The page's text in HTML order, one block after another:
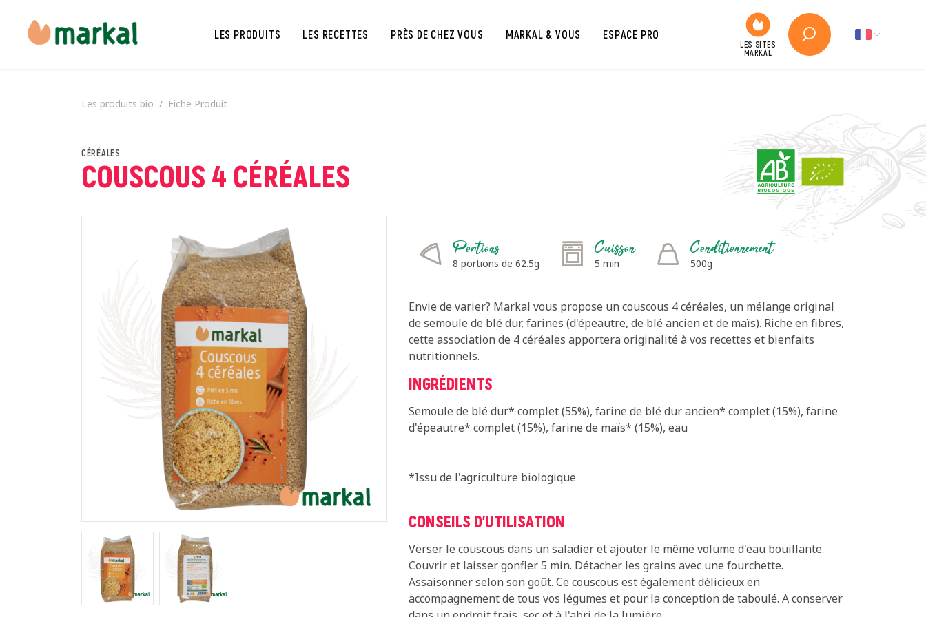
LES PRODUITS LES RECETTES PRÈS DE CHEZ VOUS MARKAL & VOUS ESPACE PRO
Les produits bio Fiche Produit
CÉRÉALES
COUSCOUS 4 CÉRÉALES
Portions
8 portions de 62.5g
Cuisson
5 min
Conditionnement
500g
Envie de varier? Markal vous propose un couscous 4 céréales, un mélange original
de semoule de blé dur, farines (d'épeautre, de blé ancien et de maïs). Riche en fibres,
cette association de 4 céréales apportera originalité à vos recettes et bienfaits
nutritionnels.
INGRÉDIENTS
Semoule de blé dur* complet (55%), farine de blé dur ancien* complet (15%), farine
d'épeautre* complet (15%), farine de maïs* (15%), eau
*Issu de l'agriculture biologique
CONSEILS D'UTILISATION
Verser le couscous dans un saladier et ajouter le même volume d'eau bouillante.
Couvrir et laisser gonfler 5 min. Détacher les grains avec une fourchette.
Assaisonner selon son goût. Ce couscous est également délicieux en
accompagnement de tous vos légumes et pour la conception de taboulé. A conserver